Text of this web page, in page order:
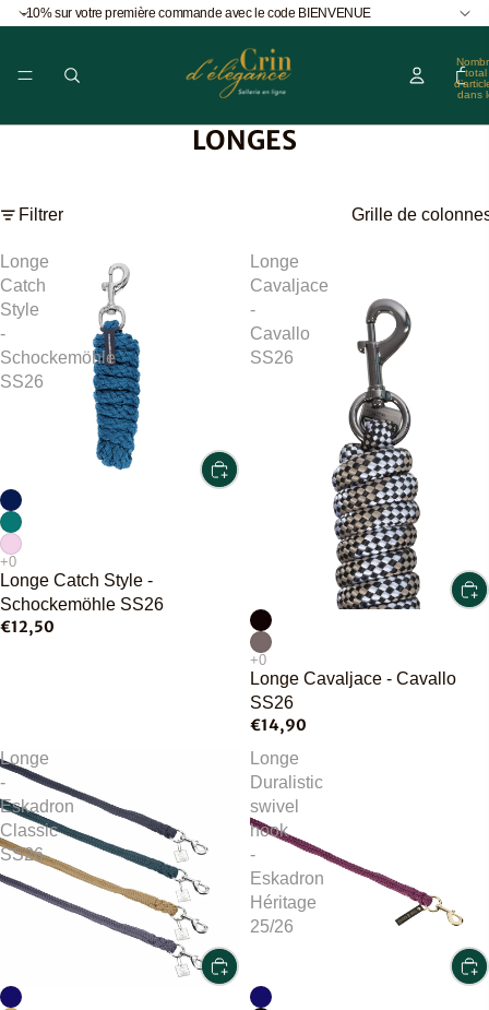
-10% sur votre première commande avec le code BIENVENUE
total
dans
LONGES
Filtrer Grille de
Longe
Catch
Style
-
Schockemöhle
SS26
Longe Catch Style -
Schockemöhle SS26
€12,50
Longe
Cavaljace
-
Cavallo
SS26
Longe Cavaljace - Cavallo
SS26
€14,90
Longe
-
Eskadron
Classic
SS26
Longe
Duralistic
swivel
hook
-
Eskadron
Héritage
25/26